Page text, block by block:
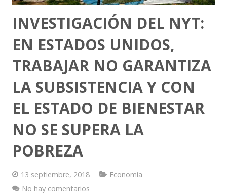
Energía
Economía
Salud
Vestimenta
Vivienda
INVESTIGACIÓN DEL NYT:
EN ESTADOS UNIDOS,
TRABAJAR NO GARANTIZA
LA SUBSISTENCIA Y CON
EL ESTADO DE BIENESTAR
NO SE SUPERA LA
POBREZA
13 septiembre, 2018
Economía
No hay comentarios